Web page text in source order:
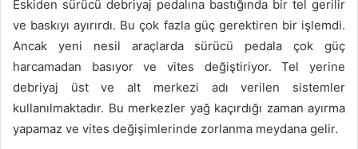
Eskiden sürücü debriyaj pedalına bastığında bir tel gerilir
ve baskıyı ayırırdı. Bu çok fazla güç gerektiren bir işlemdi.
Ancak yeni nesil araçlarda sürücü pedala çok güç
harcamadan basıyor ve vites değiştiriyor. Tel yerine
debriyaj üst ve alt merkezi adı verilen sistemler
kullanılmaktadır. Bu merkezler yağ kaçırdığı zaman ayırma
yapamaz ve vites değişimlerinde zorlanma meydana gelir.